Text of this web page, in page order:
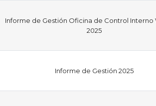
Informe de Gestión Oficina de Control Interno
2025
Informe de Gestión 2025